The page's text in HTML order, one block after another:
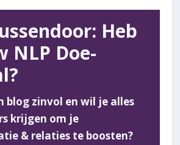
Heb
NLP Doe-
blog zinvol en wil je alles
krijgen om je
& relaties te boosten?